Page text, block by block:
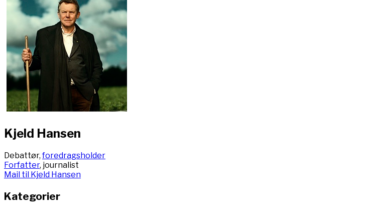
Kjeld Hansen
Debattør,foredragsholder
Forfatter, journalist
Mail til Kjeld Hansen
Kategorier